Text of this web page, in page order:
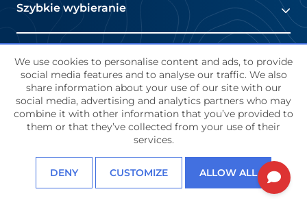
We use cookies to personalise content and ads, to provide
social media features and to analyse our traffic. We also
share information about your use of our site with our
social media, advertising and analytics partners who may
combine it with other information that you’ve provided to
them or that they’ve collected from your use of their
services.
DENY CUSTOMIZE ALLOW ALL
Szybkie wybieranie
Rynki
Oferty pracy
Warunki
Polityka prywatności
Zasady i warunki
RODO
O nas
CSR
© Masterpress S.A. 2024 All rights reserved.
Polish